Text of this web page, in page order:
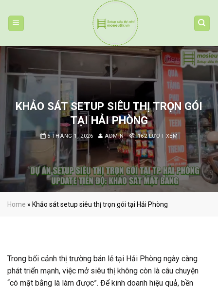
content
KHẢO SÁT SETUP SIÊU THỊ TRỌN GÓI
TẠI HẢI PHÒNG
5 THÁNG 1, 2026 - ADMIN- 162 LƯỢT XEM
Home » Khảo sát setup siêu thị trọn gói tại Hải Phòng
Trong bối cảnh thị trường bán lẻ tại Hải Phòng ngày càng
phát triển mạnh, việc mở siêu thị không còn là câu chuyện
“có mặt bằng là làm được”. Để kinh doanh hiệu quả, bền